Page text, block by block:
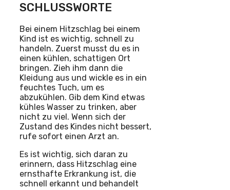
SCHLUSSWORTE
Bei einem Hitzschlag bei einem
Kind ist es wichtig, schnell zu
handeln. Zuerst musst du es in
einen kühlen, schattigen Ort
bringen. Zieh ihm dann die
Kleidung aus und wickle es in ein
feuchtes Tuch, um es
abzukühlen. Gib dem Kind etwas
kühles Wasser zu trinken, aber
nicht zu viel. Wenn sich der
Zustand des Kindes nicht bessert,
rufe sofort einen Arzt an.
Es ist wichtig, sich daran zu
erinnern, dass Hitzschlag eine
ernsthafte Erkrankung ist, die
schnell erkannt und behandelt